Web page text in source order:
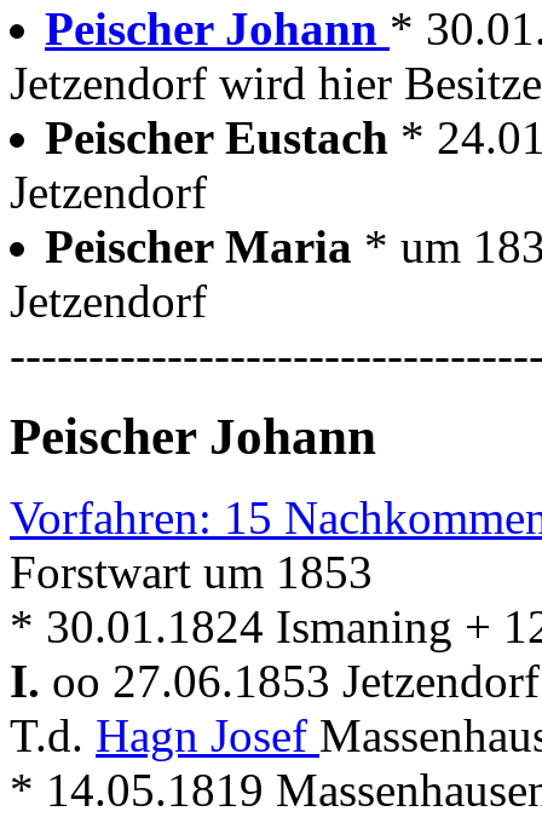
Peischer Johann *
Jetzendorf wird hier
Peischer Eustach *
Jetzendorf
Peischer Maria * um
Jetzendorf
Peischer Johann
Vorfahren: 15
Forstwart um 1853
* 30.01.1824 Ismaning +
I. oo 27.06.1853
T.d. Hagn Josef
* 14.05.1819